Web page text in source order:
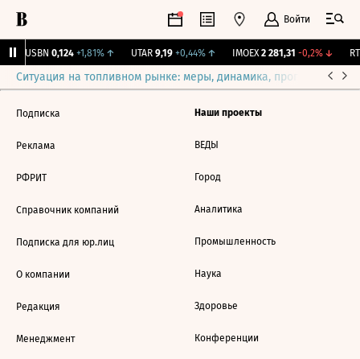
Войти
USBN 0,124 +1,81%↑ UTAR 9,19 +0,44%↑ IMOEX 2 281,31 -0,2%↓
Ситуация на топливном рынке: меры, динамика, прогнозы
Подписка
Реклама
РФРИТ
Справочник компаний
Подписка для юр.лиц
О компании
Редакция
Менеджмент
Наши проекты
ВЕДЫ
Город
Аналитика
Промышленность
Наука
Здоровье
Конференции